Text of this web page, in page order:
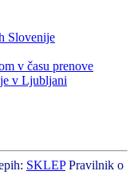
Slovenije
v času prenove
v Ljubljani
SKLEPPravilnik o